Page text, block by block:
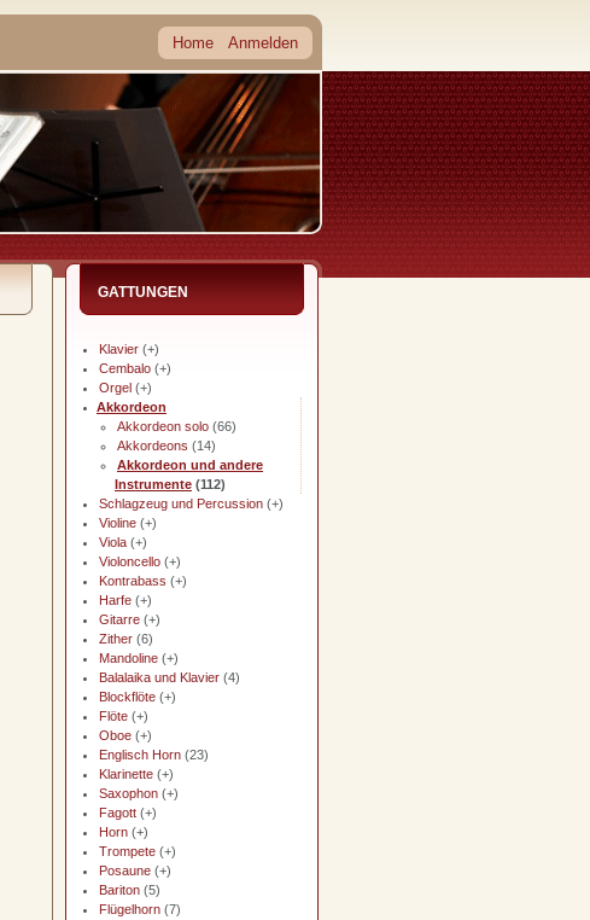
Home Anmelden
GATTUNGEN
Klavier (+)
Cembalo (+)
Orgel (+)
Akkordeon
Akkordeon solo (66)
Akkordeons (14)
Akkordeon und andere
Instrumente (112)
Schlagzeug und Percussion (+)
Violine (+)
Viola (+)
Violoncello (+)
Kontrabass (+)
Harfe (+)
Gitarre (+)
Zither (6)
Mandoline (+)
Balalaika und Klavier (4)
Blockflöte (+)
Flöte (+)
Oboe (+)
Englisch Horn (23)
Klarinette (+)
Saxophon (+)
Fagott (+)
Horn (+)
Trompete (+)
Posaune (+)
Bariton (5)
Flügelhorn (7)